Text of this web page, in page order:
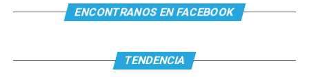
ENCONTRANOS EN FACEBOOK
TENDENCIA